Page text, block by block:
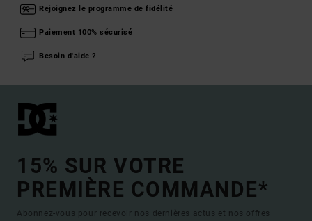
Rejoignez le programme de fidélité
Paiement 100% sécurisé
Besoin d'aide ?
15% SUR VOTRE
PREMIÈRE COMMANDE*
Abonnez-vous pour recevoir nos dernières actus et nos offres